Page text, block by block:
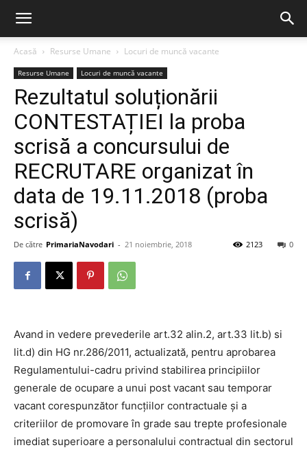
Acasă Resurse Umane Locuri de muncă vacante
Resurse Umane Locuri de muncă vacante
Rezultatul soluționării
CONTESTAȚIEI la proba
scrisă a concursului de
RECRUTARE organizat în
data de 19.11.2018 (proba
scrisă)
De către PrimariaNavodari - 21 noiembrie, 2018 0
2123
Avand in vedere prevederile art.32 alin.2, art.33 lit.b) si
lit.d) din HG nr.286/2011, actualizată, pentru aprobarea
Regulamentului-cadru privind stabilirea principiilor
generale de ocupare a unui post vacant sau temporar
vacant corespunzător funcţiilor contractuale şi a
criteriilor de promovare în grade sau trepte profesionale
imediat superioare a personalului contractual din sectorul